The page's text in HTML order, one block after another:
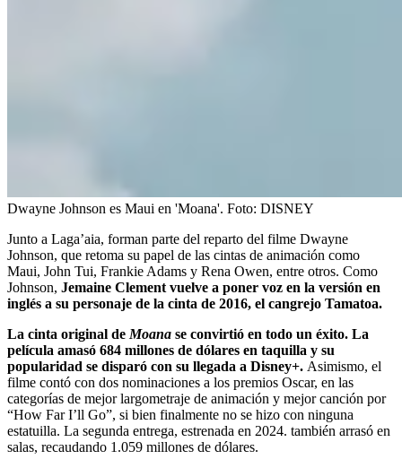
Dwayne Johnson es Maui en 'Moana'. Foto: DISNEY
Junto a Laga’aia, forman parte del reparto del filme Dwayne
Johnson, que retoma su papel de las cintas de animación como
Maui, John Tui, Frankie Adams y Rena Owen, entre otros. Como
Johnson, Jemaine Clement vuelve a poner voz en la versión en
inglés a su personaje de la cinta de 2016, el cangrejo Tamatoa.
La cinta original de Moana se convirtió en todo un éxito. La
película amasó 684 millones de dólares en taquilla y su
popularidad se disparó con su llegada a Disney+. Asimismo, el
filme contó con dos nominaciones a los premios Oscar, en las
categorías de mejor largometraje de animación y mejor canción por
“How Far I’ll Go”, si bien finalmente no se hizo con ninguna
estatuilla. La segunda entrega, estrenada en 2024. también arrasó en
salas, recaudando 1.059 millones de dólares.